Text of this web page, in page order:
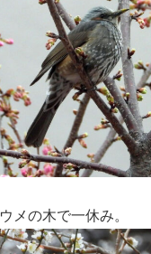
ウメの木で一休み。